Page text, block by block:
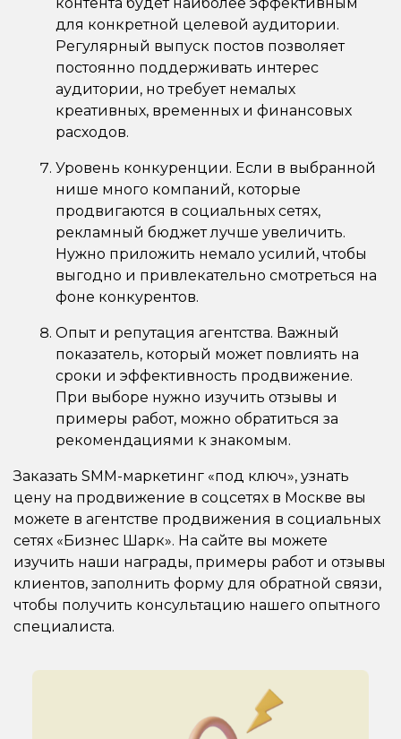
контента будет наиболее эффективным
для конкретной целевой аудитории.
Регулярный выпуск постов позволяет
постоянно поддерживать интерес
аудитории, но требует немалых
креативных, временных и финансовых
расходов.
Уровень конкуренции. Если в выбранной
нише много компаний, которые
продвигаются в социальных сетях,
рекламный бюджет лучше увеличить.
Нужно приложить немало усилий, чтобы
выгодно и привлекательно смотреться на
фоне конкурентов.
Опыт и репутация агентства. Важный
показатель, который может повлиять на
сроки и эффективность продвижение.
При выборе нужно изучить отзывы и
примеры работ, можно обратиться за
рекомендациями к знакомым.
Заказать SMM-маркетинг «под ключ», узнать
цену на продвижение в соцсетях в Москве вы
можете в агентстве продвижения в социальных
сетях «Бизнес Шарк». На сайте вы можете
изучить наши награды, примеры работ и отзывы
клиентов, заполнить форму для обратной связи,
чтобы получить консультацию нашего опытного
специалиста.